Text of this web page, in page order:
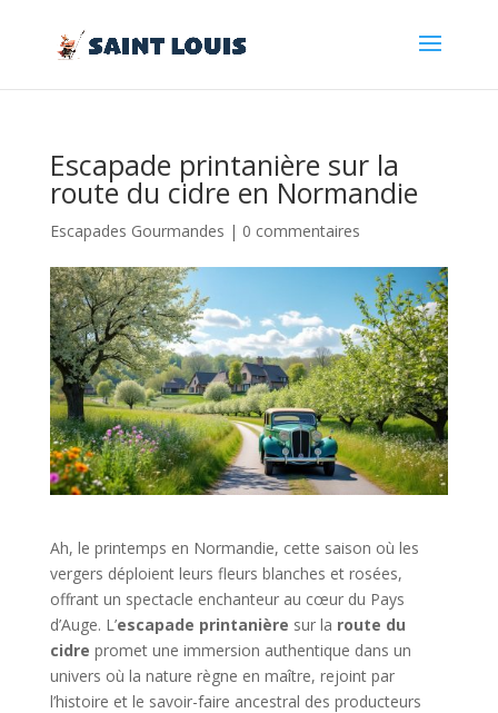
Escapade printanière sur la
route du cidre en Normandie
Escapades Gourmandes | 0 commentaires
Ah, le printemps en Normandie, cette saison où les
vergers déploient leurs fleurs blanches et rosées,
offrant un spectacle enchanteur au cœur du Pays
d’Auge. L’escapade printanière sur la route du
cidre promet une immersion authentique dans un
univers où la nature règne en maître, rejoint par
l’histoire et le savoir-faire ancestral des producteurs